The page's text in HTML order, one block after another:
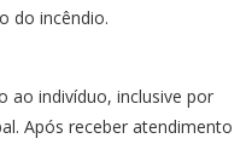
do incêndio.
ao indivíduo, inclusive por
Após receber atendimento